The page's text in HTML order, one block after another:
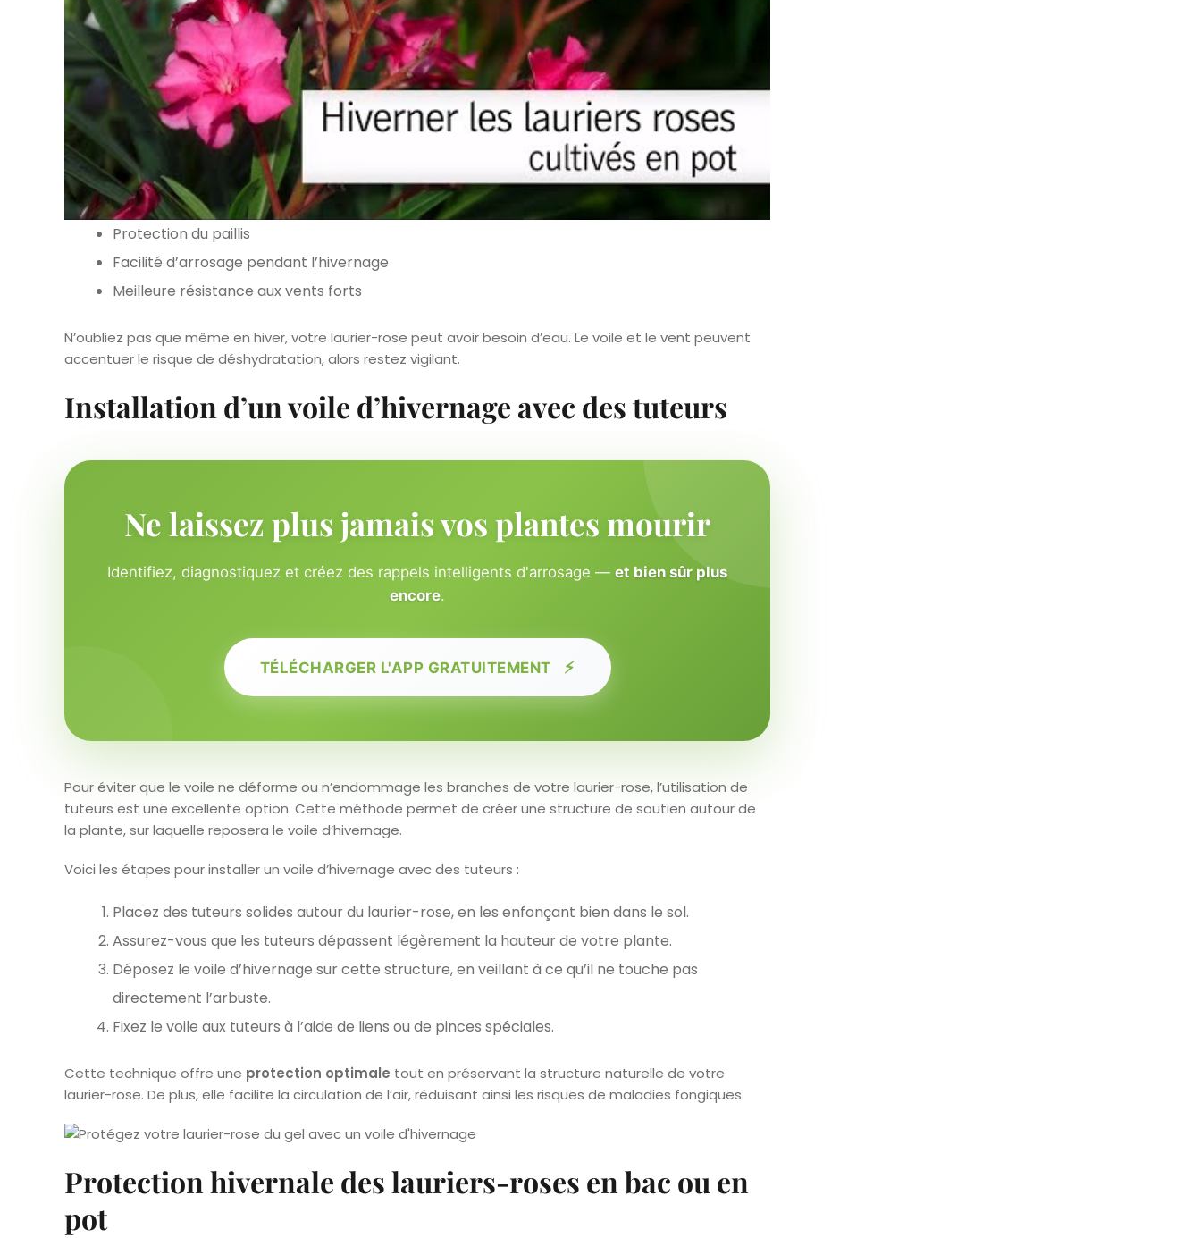
Protection du paillis
Facilité d’arrosage pendant l’hivernage
Meilleure résistance aux vents forts
N’oubliez pas que même en hiver, votre laurier-rose peut avoir besoin d’eau. Le voile et le vent peuvent
accentuer le risque de déshydratation, alors restez vigilant.
Installation d’un voile d’hivernage avec des tuteurs
Ne laissez plus jamais vos plantes mourir
Identifiez, diagnostiquez et créez des rappels intelligents d'arrosage — et bien sûr plus
encore.
TÉLÉCHARGER L'APP GRATUITEMENT ⚡
Pour éviter que le voile ne déforme ou n’endommage les branches de votre laurier-rose, l’utilisation de
tuteurs est une excellente option. Cette méthode permet de créer une structure de soutien autour de
la plante, sur laquelle reposera le voile d’hivernage.
Voici les étapes pour installer un voile d’hivernage avec des tuteurs :
Placez des tuteurs solides autour du laurier-rose, en les enfonçant bien dans le sol.
Assurez-vous que les tuteurs dépassent légèrement la hauteur de votre plante.
Déposez le voile d’hivernage sur cette structure, en veillant à ce qu’il ne touche pas
directement l’arbuste.
Fixez le voile aux tuteurs à l’aide de liens ou de pinces spéciales.
Cette technique offre une protection optimale tout en préservant la structure naturelle de votre
laurier-rose. De plus, elle facilite la circulation de l’air, réduisant ainsi les risques de maladies fongiques.
Protection hivernale des lauriers-roses en bac ou en
pot